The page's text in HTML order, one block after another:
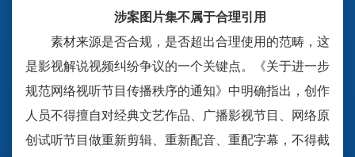
涉案图片集不属于合理引用
素材来源是否合规，是否超出合理使用的范畴，这
是影视解说视频纠纷争议的一个关键点。《关于进一步
规范网络视听节目传播秩序的通知》中明确指出，创作
人员不得擅自对经典文艺作品、广播影视节目、网络原
创试听节目做重新剪辑、重新配音、重配字幕，不得截